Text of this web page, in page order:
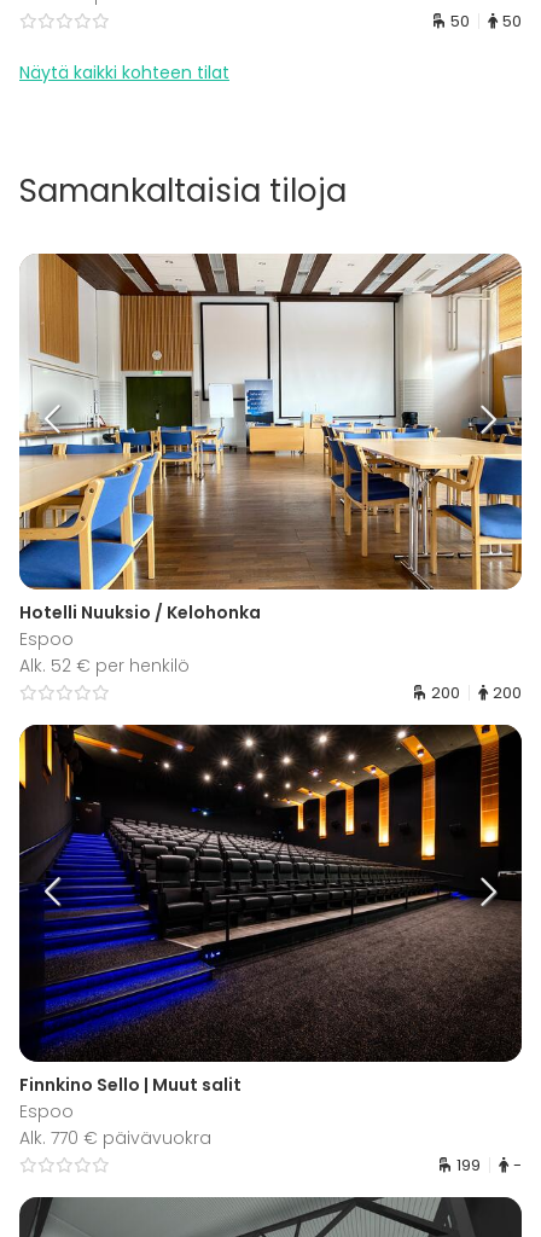
50 50
Näytä kaikki kohteen tilat
Samankaltaisia tiloja
Hotelli Nuuksio / Kelohonka
Espoo
Alk. 52 € per henkilö
200 200
Finnkino Sello | Muut salit
Espoo
Alk. 770 € päivävuokra
199 -